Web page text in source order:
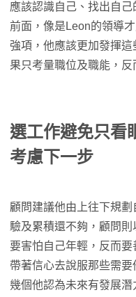
應該認識自己、找出自
前面，像是Leon的領導
強項，他應該更加發揮
果只考量職位及職能，反
選工作避免只看
考慮下一步
顧問建議他由上往下規
驗及累積還不夠，顧問
要害怕自己年輕，反而
帶著信心去說服那些需
幾個他認為未來有發展